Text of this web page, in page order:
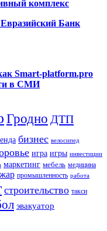
комплекс
Банк
Smart-platform.pro
в СМИ
Гродно ДТП
бизнес велосипед
игра игры инвестиции
маркетинг мебель медицина
промышленность работа
строительство такси
эвакуатор